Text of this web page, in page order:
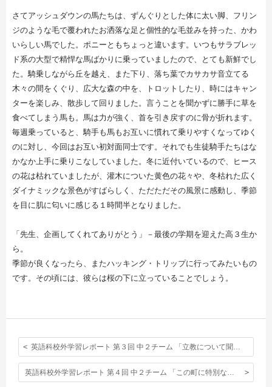
さてアッシュダウンの馬たちは、ずんぐりとした体に太い脚、フリン
ジのような毛で覆われたお洒落な足と個性的な毛並みを持った、かわ
いらしい馬でした。ポニーともちょっと違います。いつもサラブレッ
ド系の大型で精悍な馬ばかりに乗っていましたので、とても新鮮でし
た。騎乗しながら丘を越え、また下り、落ち葉でカサカサ音立てる
木々の間をくぐり、広大な森の中を、トロットしたり、時にはキャン
ターを楽しみ、散歩して回りました。言うことを聞かずに勝手に草を
食べてしまう馬も。馬は力が強く、首を引き戻すのに骨が折れます。
毎週乗っていると、騎手も馬もお互いに慣れて乗りやすくなってゆく
のに対し、今回はお互い初対面同士です。それでも生徒騎手たちはな
かなか上手に乗りこなしていました。冬に近付いているので、ヒース
の花は枯れていましたが、灌木についた黄色の花々や、冬枯れた広く
ダイナミックな景色がすばらしく、ただただその風景に感動し、季節
を目に肌に匂いに感じる１時間半となりました。
「先生、企画してくれてありがとう」－最後の学期を迎えた高３生か
ら。
季節が良くなったら、またハッキング・トリップに行ってみたいもの
です。その頃には、彼らは桜の下に立っていることでしょう。